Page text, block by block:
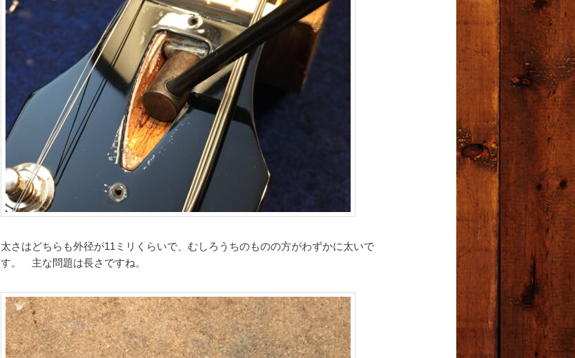
太さはどちらも外径が11ミリくらいで、むしろうちのものの方がわずかに太いで
す。 主な問題は長さですね。